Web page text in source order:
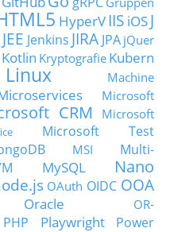
HyperVIIS iOSJ
JEE Jenkins JIRA JPA jQuer
Kotlin Kryptografie Kubern
Linux
Machine
Microsoft
CRM
Microsoft
Microsoft Test
MSI
Multi-
MySQL
Nano
OAuth OIDC OOA
Oracle
OR-
PHP Playwright
Power